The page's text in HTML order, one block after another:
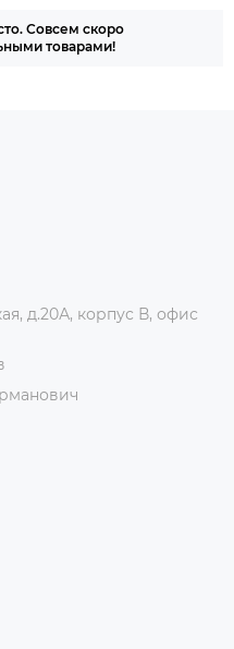
Совсем скоро
товарами!
д.20А, корпус В, офис